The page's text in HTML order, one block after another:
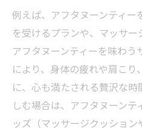
例えば、アフタヌーンティ
を受けるプランや、マッサ
アフタヌーンティーを味わ
により、身体の疲れや肩こ
に、心も満たされる贅沢な
しむ場合は、アフタヌーン
ッズ（マッサージクッショ